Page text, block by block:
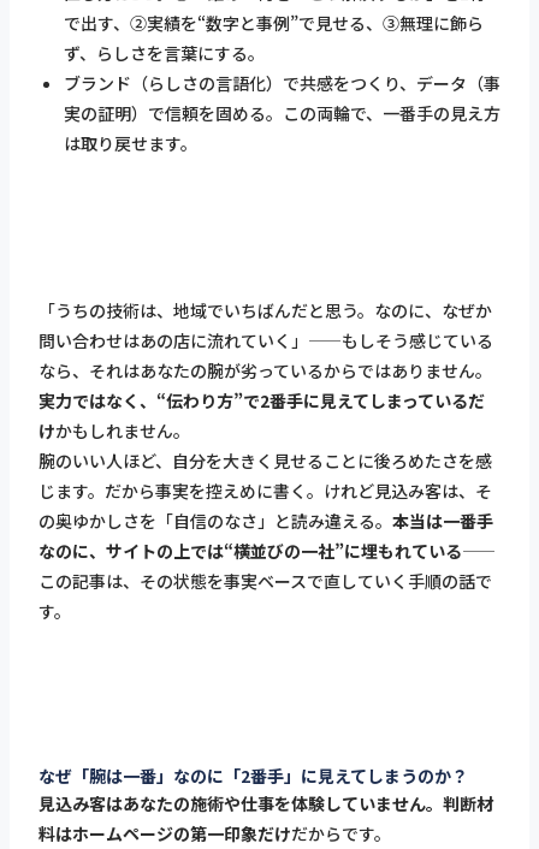
で出す、②実績を“数字と事例”で見せる、③無理に飾ら
ず、らしさを言葉にする。
ブランド（らしさの言語化）で共感をつくり、データ（事
実の証明）で信頼を固める。この両輪で、一番手の見え方
は取り戻せます。
「うちの技術は、地域でいちばんだと思う。なのに、なぜか
問い合わせはあの店に流れていく」——もしそう感じている
なら、それはあなたの腕が劣っているからではありません。
実力ではなく、“伝わり方”で2番手に見えてしまっているだ
けかもしれません。
腕のいい人ほど、自分を大きく見せることに後ろめたさを感
じます。だから事実を控えめに書く。けれど見込み客は、そ
の奥ゆかしさを「自信のなさ」と読み違える。 本当は一番手
なのに、サイトの上では“横並びの一社”に埋もれている——
この記事は、その状態を事実ベースで直していく手順の話で
す。
なぜ「腕は一番」なのに「2番手」に見えてしまうのか？
見込み客はあなたの施術や仕事を体験していません。判断材
料はホームページの第一印象だけだからです。